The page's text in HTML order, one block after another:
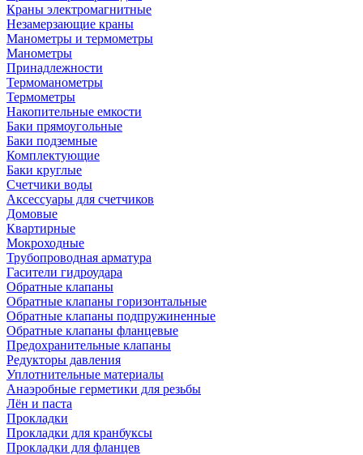
Краны электромагнитные
Незамерзающие краны
Манометры и термометры
Манометры
Принадлежности
Термоманометры
Термометры
Накопительные емкости
Баки прямоугольные
Баки подземные
Комплектующие
Баки круглые
Счетчики воды
Аксессуары для счетчиков
Домовые
Квартирные
Мокроходные
Трубопроводная арматура
Гасители гидроудара
Обратные клапаны
Обратные клапаны горизонтальные
Обратные клапаны подпружиненные
Обратные клапаны фланцевые
Предохранительные клапаны
Редукторы давления
Уплотнительные материалы
Анаэробные герметики для резьбы
Лён и паста
Прокладки
Прокладки для кранбуксы
Прокладки для фланцев